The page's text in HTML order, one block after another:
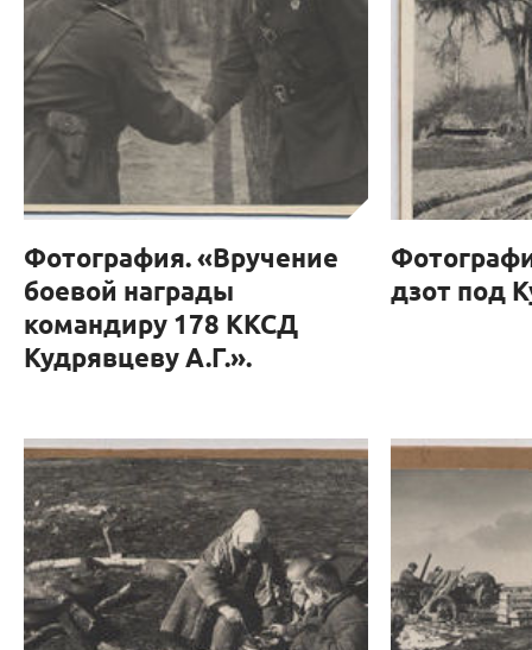
Фотография. «Вручение
боевой награды
командиру 178 ККСД
Кудрявцеву А.Г.».
дзот под